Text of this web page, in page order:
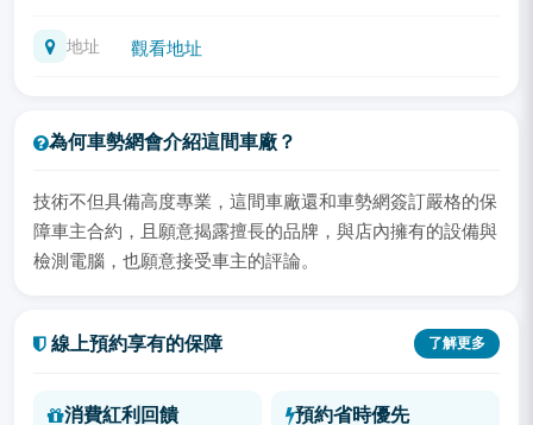
地址 觀看地址
為何車勢網會介紹這間車廠？
技術不但具備高度專業，這間車廠還和車勢網簽訂嚴格的保
障車主合約，且願意揭露擅長的品牌，與店內擁有的設備與
檢測電腦，也願意接受車主的評論。
線上預約享有的保障 了解更多
消費紅利回饋 預約省時優先